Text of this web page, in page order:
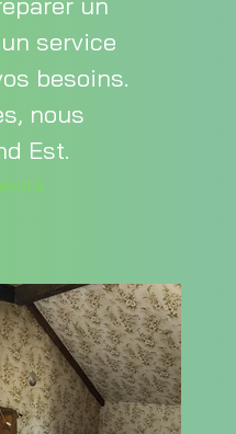
service
besoins.
nous
Est.